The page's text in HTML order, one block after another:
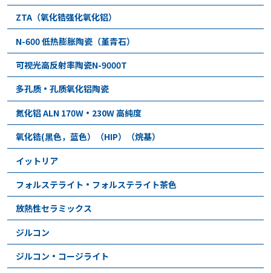
ZTA（氧化锆强化氧化铝）
N-600 低热膨胀陶瓷（堇青石）
可视光高反射率陶瓷N-9000T
多孔质・孔质氧化铝陶瓷
氮化铝 ALN 170W・230W 高純度
氧化锆(黑色，蓝色）（HIP）（烷基）
イットリア
フォルステライト・フォルステライト茶色
放熱性セラミックス
ジルコン
ジルコン・コージライト